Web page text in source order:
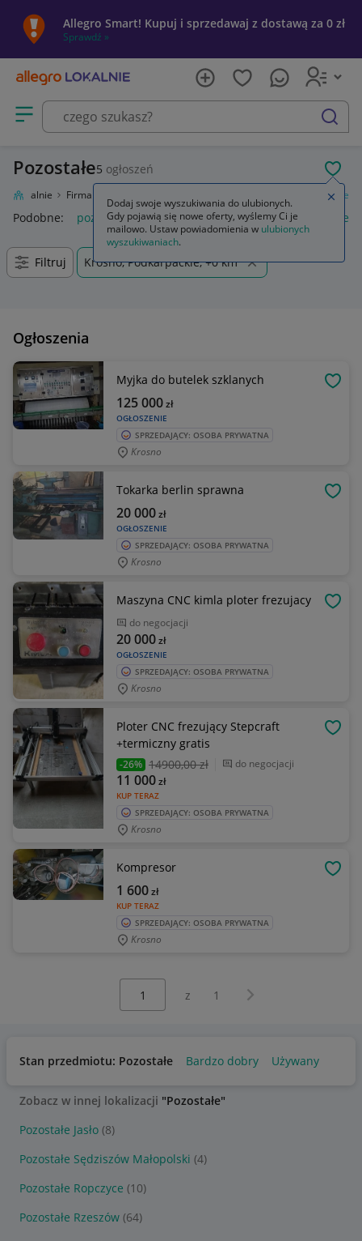
Allegro Smart! Kupuj i sprzedawaj z dostawą za 0 zł
Sprawdź »
Otwórz menu z kategoriami
szukaj
Pozostałe5 ogłoszeń
Lokalnie Firma i usługi Pozostałe
Podobne: pozostałe łóżka pozostałe pozostałe miasta i
Filtruj Krosno, Podkarpackie, +0 km
Ogłoszenia
Myjka do butelek szklanych
OGŁOSZENIE
125 000zł
SPRZEDAJĄCY: OSOBA PRYWATNA
Krosno
Tokarka berlin sprawna
OGŁOSZENIE
20 000zł
SPRZEDAJĄCY: OSOBA PRYWATNA
Krosno
Maszyna CNC kimla ploter frezujacy
do negocjacji
OGŁOSZENIE
20 000zł
SPRZEDAJĄCY: OSOBA PRYWATNA
Krosno
Ploter CNC frezujący Stepcraft
+termiczny gratis
-26% 14900,00 zł do negocjacji
KUP TERAZ
11 000zł
SPRZEDAJĄCY: OSOBA PRYWATNA
Krosno
Kompresor
KUP TERAZ
1 600zł
SPRZEDAJĄCY: OSOBA PRYWATNA
Krosno
z 1 Następna strona
Stan przedmiotu: Pozostałe Bardzo dobry Używany
Zobacz w innej lokalizacji "Pozostałe"
Pozostałe Jasło (8)
Pozostałe Sędziszów Małopolski (4)
Pozostałe Ropczyce (10)
Pozostałe Rzeszów (64)
Dodaj swoje wyszukiwania do ulubionych.
Gdy pojawią się nowe oferty, wyślemy Ci je
mailowo. Ustaw powiadomienia w ulubionych
wyszukiwaniach.